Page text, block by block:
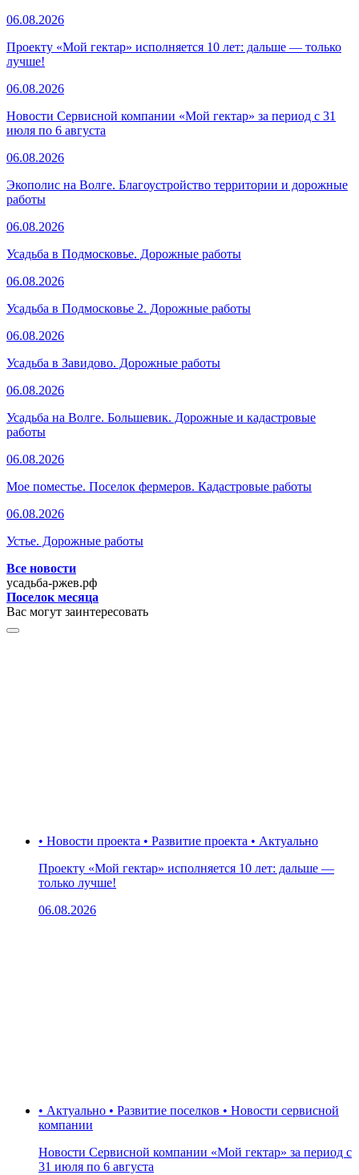
06.08.2026
Проекту «Мой гектар» исполняется 10 лет: дальше — только
лучше!
06.08.2026
Новости Сервисной компании «Мой гектар» за период с 31
июля по 6 августа
06.08.2026
Экополис на Волге. Благоустройство территории и дорожные
работы
06.08.2026
Усадьба в Подмосковье. Дорожные работы
06.08.2026
Усадьба в Подмосковье 2. Дорожные работы
06.08.2026
Усадьба в Завидово. Дорожные работы
06.08.2026
Усадьба на Волге. Большевик. Дорожные и кадастровые
работы
06.08.2026
Мое поместье. Поселок фермеров. Кадастровые работы
06.08.2026
Устье. Дорожные работы
Все новости
усадьба-ржев.рф
Поселок месяца
Вас могут заинтересовать
• Новости проекта • Развитие проекта • Актуально
Проекту «Мой гектар» исполняется 10 лет: дальше —
только лучше!
06.08.2026
• Актуально • Развитие поселков • Новости сервисной
компании
Новости Сервисной компании «Мой гектар» за период с
31 июля по 6 августа